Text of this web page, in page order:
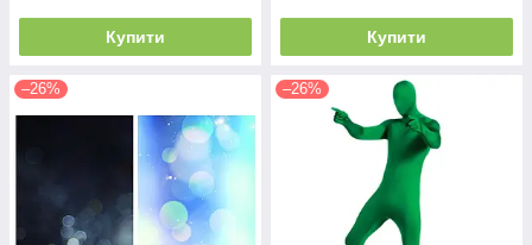
Купити Купити
–26% –26%